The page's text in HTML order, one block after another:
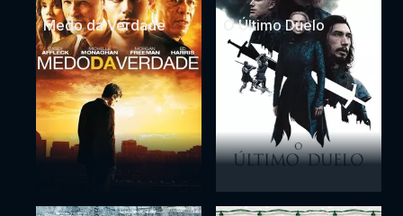
Medo da Verdade O Último Duelo